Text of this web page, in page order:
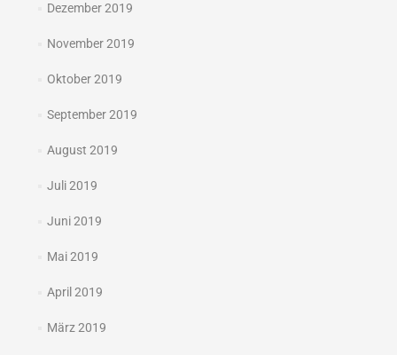
Dezember 2019
November 2019
Oktober 2019
September 2019
August 2019
Juli 2019
Juni 2019
Mai 2019
April 2019
März 2019